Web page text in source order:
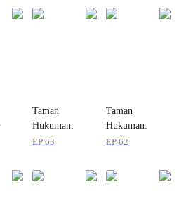
Taman
Hukuman:
Naskah Ini
EP63
Taman
Hukuman:
Naskah Ini
EP62